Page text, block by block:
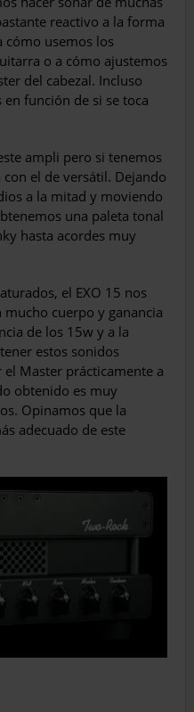
reactivo a la forma
cómo usemos los
o a cómo ajustemos
del cabezal. Incluso
función de si se toca
ampli pero si tenemos
el de versátil. Dejando
a la mitad y moviendo
una paleta tonal
hasta acordes muy
el EXO 15 nos
cuerpo y ganancia
de los 15w y a la
estos sonidos
Master prácticamente a
obtenido es muy
Opinamos que la
adecuado de este